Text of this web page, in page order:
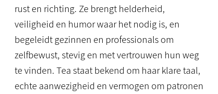
rust en richting. Ze brengt helderheid,
veiligheid en humor waar het nodig is, en
begeleidt gezinnen en professionals om
zelfbewust, stevig en met vertrouwen hun weg
te vinden. Tea staat bekend om haar klare taal,
echte aanwezigheid en vermogen om patronen